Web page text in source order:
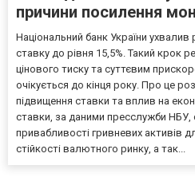
причини посилення
Національний банк України
ставку до рівня 15,5%. Такий крок
цінового тиску та суттєвим
очікується до кінця року. Про це
підвищення ставки та вплив на
ставки, за даними пресслужби НБУ,
привабливості гривневих активів
стійкості валютного ринку, а так...